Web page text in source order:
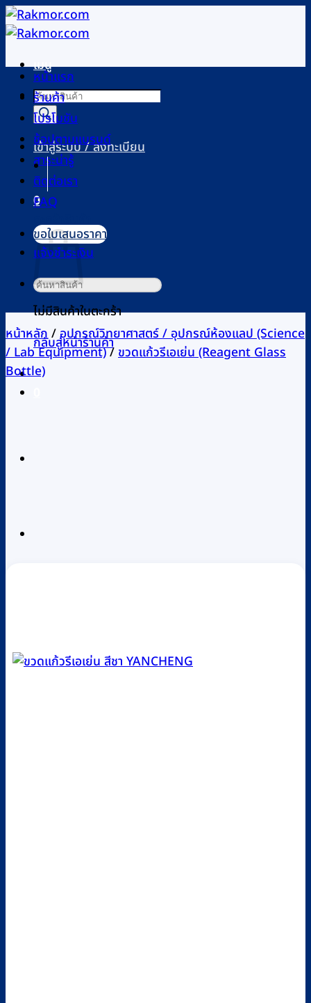
ข้าม
ไป
เนื้อหาเมนู
Products
search
เข้าสู่ระบบ / ลงทะเบียน
0
ไม่มีสินค้าในตะกร้า
กลับสู่หน้าร้านค้า
หน้าแรก
ร้านค้า
โปรโมชัน
ช้อปตามแบรนด์
สาระน่ารู้
ติดต่อเรา
FAQ
ขอใบเสนอราคา
แจ้งชำระเงิน
ค้นหา:
หน้าหลัก/อุปกรณ์วิทยาศาสตร์ / อุปกรณ์ห้องแลป (Science
/ Lab Equipment)/ขวดแก้วรีเอเย่น (Reagent Glass
Bottle)